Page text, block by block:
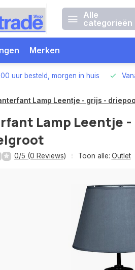
Alle
categorieën
Merken
uur besteld, morgen in huis
Lamp Leentje - grijs -
Lamp Leentje
0/5 (0 Reviews) Toon alle: Outlet